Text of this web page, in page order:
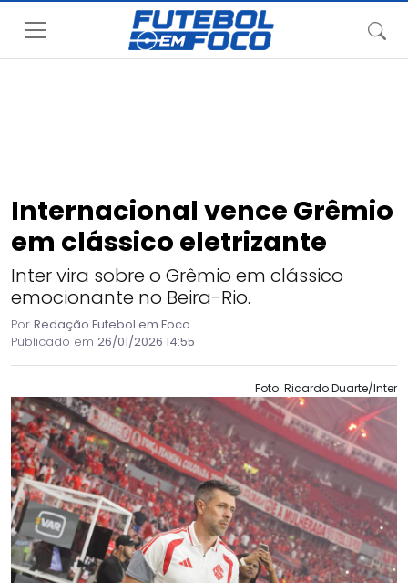
Internacional vence Grêmio
em clássico eletrizante
Inter vira sobre o Grêmio em clássico
emocionante no Beira-Rio.
Por Redação Futebol em Foco
Publicado em 26/01/2026 14:55
Foto: Ricardo Duarte/Inter